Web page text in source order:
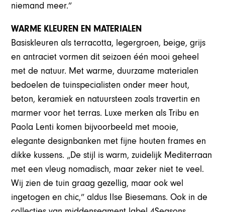
niemand meer.”
WARME KLEUREN EN MATERIALEN
Basiskleuren als terracotta, legergroen, beige, grijs
en antraciet vormen dit seizoen één mooi geheel
met de natuur. Met warme, duurzame materialen
bedoelen de tuinspecialisten onder meer hout,
beton, keramiek en natuursteen zoals travertin en
marmer voor het terras. Luxe merken als Tribu en
Paola Lenti komen bijvoorbeeld met mooie,
elegante designbanken met fijne houten frames en
dikke kussens. „De stijl is warm, zuidelijk Mediterraan
met een vleug nomadisch, maar zeker niet te veel.
Wij zien de tuin graag gezellig, maar ook wel
ingetogen en chic,” aldus Ilse Biesemans. Ook in de